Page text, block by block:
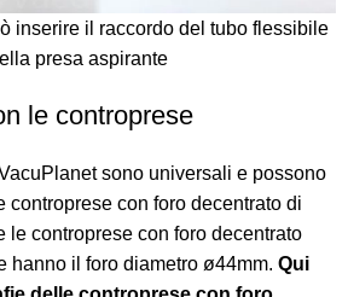
inserire il raccordo del tubo flessibile
presa aspirante
le controprese
sono universali e possono
controprese con foro decentrato di
le controprese con foro decentrato
hanno il foro diametro ø44mm. Qui